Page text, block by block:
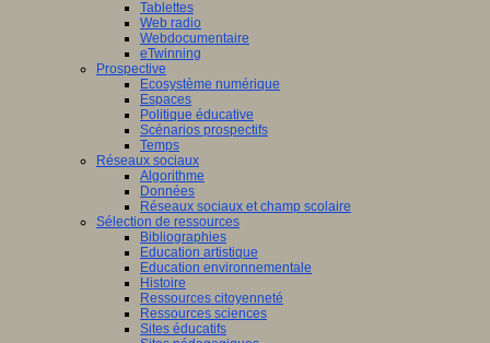
Tablettes
Web radio
Webdocumentaire
eTwinning
Prospective
Ecosystème numérique
Espaces
Politique éducative
Scénarios prospectifs
Temps
Réseaux sociaux
Algorithme
Données
Réseaux sociaux et champ scolaire
Sélection de ressources
Bibliographies
Education artistique
Education environnementale
Histoire
Ressources citoyenneté
Ressources sciences
Sites éducatifs